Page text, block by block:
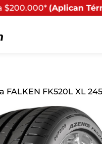
y
FALKEN FK520L XL